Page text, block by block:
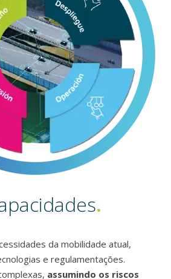
.
da mobilidade atual,
e regulamentações.
assumindo os riscos